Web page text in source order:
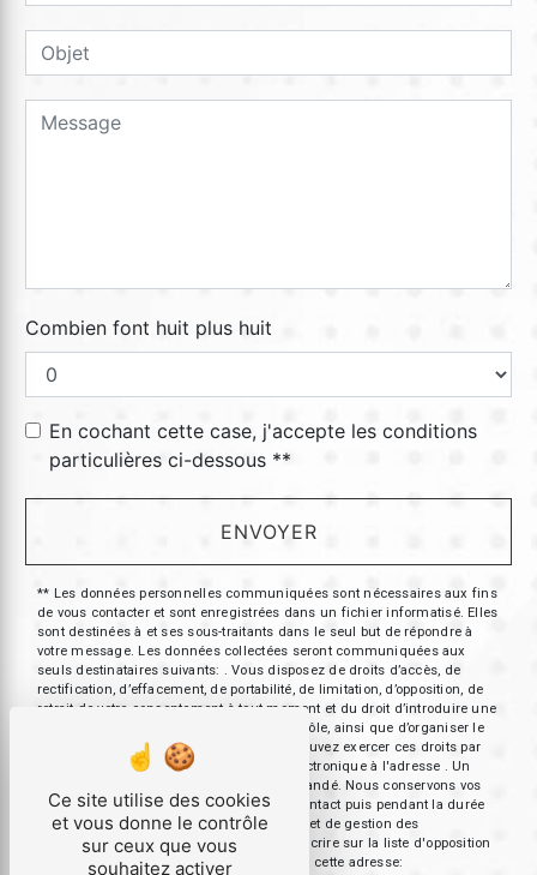
Combien font huit plus huit
En cochant cette case, j'accepte les conditions
particulières ci-dessous **
ENVOYER
** Les données personnelles communiquées sont nécessaires aux fins
de vous contacter et sont enregistrées dans un fichier informatisé. Elles
sont destinées à et ses sous-traitants dans le seul but de répondre à
votre message. Les données collectées seront communiquées aux
seuls destinataires suivants: . Vous disposez de droits d’accès, de
rectification, d’effacement, de portabilité, de limitation, d’opposition, de
retrait de votre consentement à tout moment et du droit d’introduire une
réclamation auprès d’une autorité de contrôle, ainsi que d’organiser le
sort de vos données post-mortem. Vous pouvez exercer ces droits par
voie postale à l'adresse ou par courrier électronique à l'adresse . Un
justificatif d'identité pourra vous être demandé. Nous conservons vos
données pendant la période de prise de contact puis pendant la durée
de prescription légale aux fins probatoires et de gestion des
contentieux. Vous avez le droit de vous inscrire sur la liste d'opposition
au démarchage téléphonique, disponible à cette adresse:
Ce site utilise des cookies
et vous donne le contrôle
sur ceux que vous
souhaitez activer